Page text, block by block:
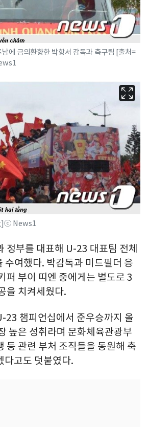
에 금의환향한 박항서 감독과 축구팀 [출처=
News1
정부를 대표해 U-23 대표팀 전체
수여했다. 박감독과 미드필더 응
퍼 부이 띠엔 중에게는 별도로 3
을 치켜세웠다.
23 챔피언십에서 준우승까지 올
높은 성취라며 문화체육관광부
등 관련 부처 조직들을 동원해 축
다고도 덧붙였다.